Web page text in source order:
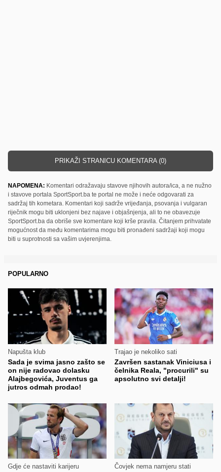
PRIKAŽI STRANICU KOMENTARA (0)
NAPOMENA: Komentari odražavaju stavove njihovih autora/ica, a ne nužno
i stavove portala SportSport.ba te portal ne može i neće odgovarati za
sadržaj tih kometara. Komentari koji sadrže vrijeđanja, psovanja i vulgaran
riječnik mogu biti uklonjeni bez najave i objašnjenja, ali to ne obavezuje
SportSport.ba da obriše sve komentare koji krše pravila. Čitanjem prihvatate
mogućnost da među komentarima mogu biti pronađeni sadržaji koji mogu
biti u suprotnosti sa vašim uvjerenjima.
POPULARNO
Napušta klub
Sada je svima jasno zašto se
on nije radovao dolasku
Alajbegovića, Juventus ga
jutros odmah prodao!
Trajao je nekoliko sati
Završen sastanak Viniciusa i
čelnika Reala, "procurili" su
apsolutno svi detalji!
Gdje će nastaviti karijeru Čovjek nema namjeru stati